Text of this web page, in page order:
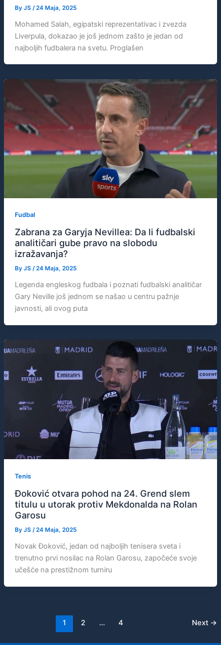
By JS /24 Maja, 2025
Mohamed Salah, egipatski reprezentativac i zvezda
Liverpula, dokazao je još jednom zašto je jedan od
najboljih fudbalera na svetu. Proglašen
Fudbal
Zabrana za Garyja Nevillea: Da li fudbalski
analitičari gube pravo na slobodu
izražavanja?
By JS /24 Maja, 2025
Legenda engleskog fudbala i poznati fudbalski analitičar
Gary Neville još jednom se našao u centru pažnje
javnosti, ali ovog puta
Tenis
Đoković otvara pohod na 24. Grend slem
titulu u utorak protiv Mekdonalda na Rolan
Garosu
By JS /24 Maja, 2025
Novak Đoković, jedan od najboljih tenisera sveta i
trenutno prvi nosilac na Rolan Garosu, započeće svoje
učešće na prestižnom turniru
1 2 … 4 Next →